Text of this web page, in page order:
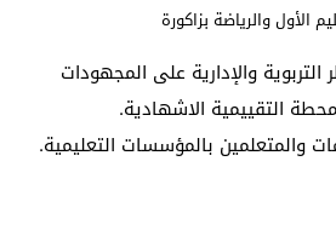
الأول والرياضة بزاكورة
التربوية والإدارية على المجهودات
التقييمية الاشهادية.
والمتعلمين بالمؤسسات التعليمية.